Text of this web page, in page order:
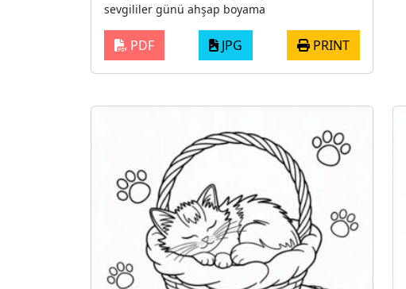
sevgililer günü ahşap boyama
PDF JPG PRINT